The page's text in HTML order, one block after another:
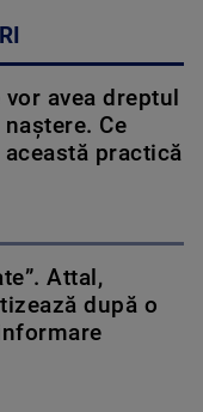
avea dreptul
Ce
practică
Attal,
după o